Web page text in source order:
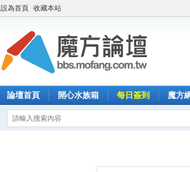
設為首頁 收藏本站
論壇首頁 開心水族箱 每日簽到 魔方